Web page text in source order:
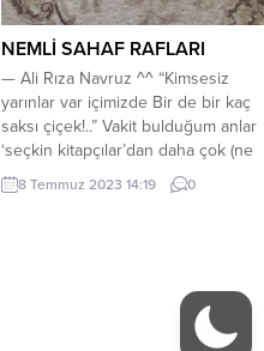
NEMLİ SAHAF RAFLARI
— Ali Rıza Navruz ^^ “Kimsesiz
yarınlar var içimizde Bir de bir kaç
saksı çiçek!..” Vakit bulduğum anlar
‘seçkin kitapçılar’dan daha çok (ne
demekse seçkin kitapçı) sahaflarda
vakit geçirmeyi ve onların nemli
çok kurnaz adamlar bence....
8 Temmuz 2023 14:19 0